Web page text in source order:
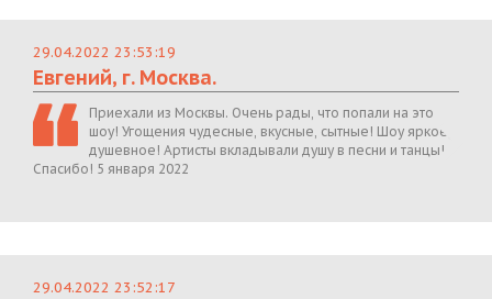
29.04.2022 23:53:19
Евгений, г. Москва.
Приехали из Москвы. Очень рады, что попали на это
шоу! Угощения чудесные, вкусные, сытные! Шоу яркое,
душевное! Артисты вкладывали душу в песни и танцы!
Спасибо! 5 января 2022
29.04.2022 23:52:17